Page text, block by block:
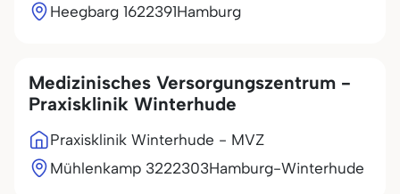
Heegbarg 1622391Hamburg
Medizinisches Versorgungszentrum -
Praxisklinik Winterhude
Praxisklinik Winterhude - MVZ
Mühlenkamp 3222303Hamburg-Winterhude